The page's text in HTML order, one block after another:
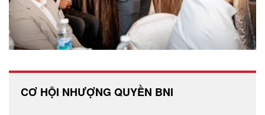
CƠ HỘI NHƯỢNG QUYỀN BNI